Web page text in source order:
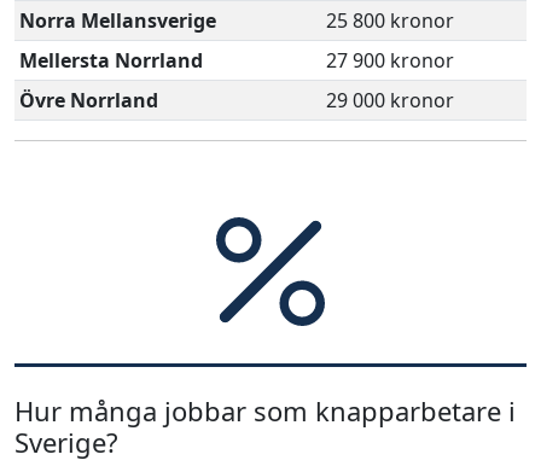
Norra Mellansverige
25 800 kronor
Mellersta Norrland
27 900 kronor
Övre Norrland
29 000 kronor
Hur många jobbar som knapparbetare i
Sverige?